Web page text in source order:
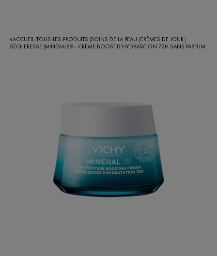
ACCUEIL TOUS-LES-PRODUITS SOINS DE LA PEAU CRÈMES DE JOUR
SÉCHERESSE MINÉRAL89– CRÈME BOOST D’HYDRATATION 72H SANS PARFUM